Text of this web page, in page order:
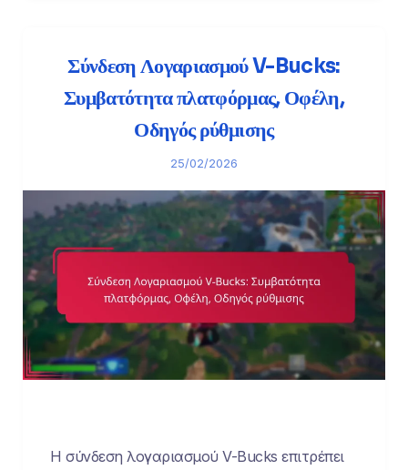
Σύνδεση Λογαριασμού V-Bucks:
Συμβατότητα πλατφόρμας, Οφέλη,
Οδηγός ρύθμισης
25/02/2026
Η σύνδεση λογαριασμού V-Bucks επιτρέπει